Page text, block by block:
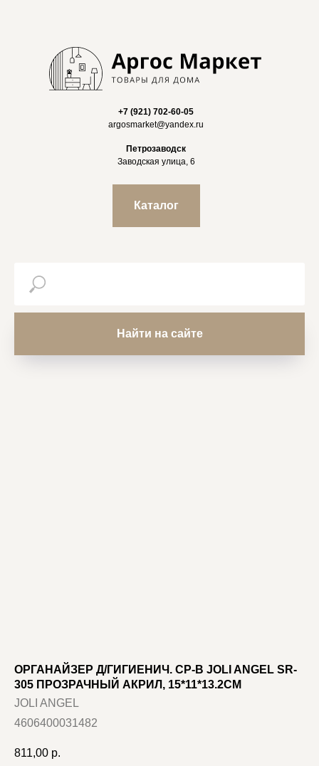
+7 (921) 702-60-05
argosmarket@yandex.ru
Петрозаводск
Заводская улица, 6
Каталог
Найти на сайте
ОРГАНАЙЗЕР Д/ГИГИЕНИЧ. СР-В JOLI ANGEL SR-
305 ПРОЗРАЧНЫЙ АКРИЛ, 15*11*13.2СМ
JOLI ANGEL
4606400031482
811,00 р.